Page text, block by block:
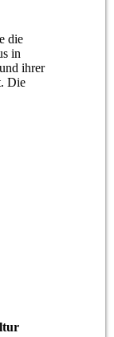
die
in
ihrer
Die